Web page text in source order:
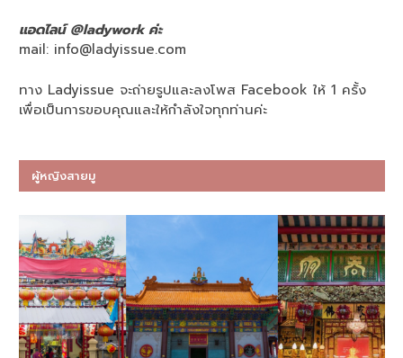
แอดไลน์ @ladywork ค่ะ
mail: info@ladyissue.com
ทาง Ladyissue จะถ่ายรูปและลงโพส Facebook ให้ 1 ครั้ง
เพื่อเป็นการขอบคุณและให้กำลังใจทุกท่านค่ะ
ผู้หญิงสายมู